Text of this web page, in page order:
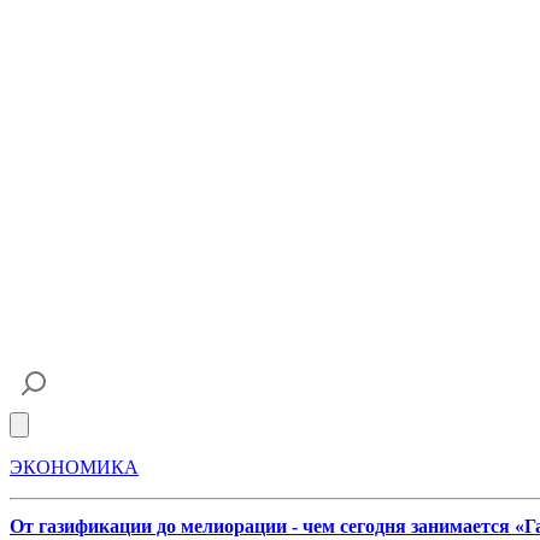
ЭКОНОМИКА
От газификации до мелиорации - чем сегодня занимается